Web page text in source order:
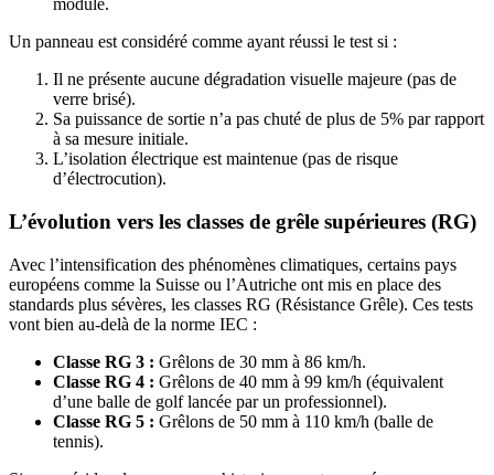
module.
Un panneau est considéré comme ayant réussi le test si :
Il ne présente aucune dégradation visuelle majeure (pas de
verre brisé).
Sa puissance de sortie n’a pas chuté de plus de 5% par rapport
à sa mesure initiale.
L’isolation électrique est maintenue (pas de risque
d’électrocution).
L’évolution vers les classes de grêle supérieures (RG)
Avec l’intensification des phénomènes climatiques, certains pays
européens comme la Suisse ou l’Autriche ont mis en place des
standards plus sévères, les classes RG (Résistance Grêle). Ces tests
vont bien au-delà de la norme IEC :
Classe RG 3 : Grêlons de 30 mm à 86 km/h.
Classe RG 4 : Grêlons de 40 mm à 99 km/h (équivalent
d’une balle de golf lancée par un professionnel).
Classe RG 5 : Grêlons de 50 mm à 110 km/h (balle de
tennis).